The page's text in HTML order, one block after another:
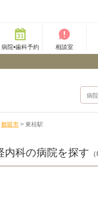
病院•歯科予約 相談室
都留市 > 東桂駅
内科の病院を探す